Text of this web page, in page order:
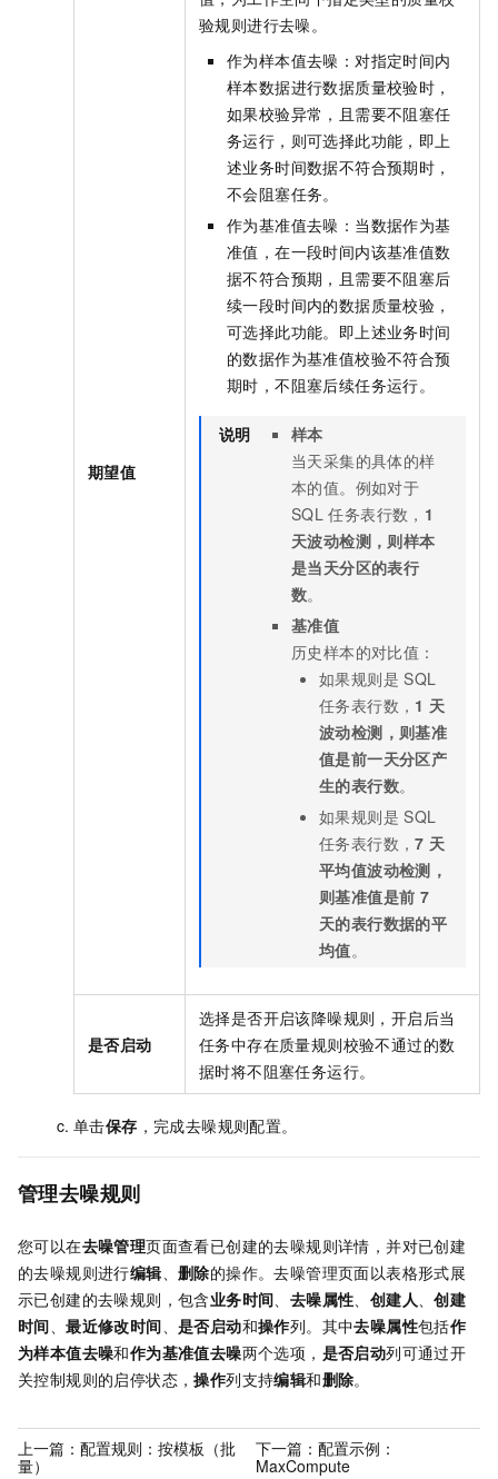
期望值
验规则进行去噪。
作为样本值去噪：对指定时间内
样本数据进行数据质量校验时，
如果校验异常，且需要不阻塞任
务运行，则可选择此功能，即上
述业务时间数据不符合预期时，
不会阻塞任务。
作为基准值去噪：当数据作为基
准值，在一段时间内该基准值数
据不符合预期，且需要不阻塞后
续一段时间内的数据质量校验，
可选择此功能。即上述业务时间
的数据作为基准值校验不符合预
期时，不阻塞后续任务运行。
说明
样本
当天采集的具体的样
本的值。例如对于
SQL 任务表行数， 1
天波动检测，则样本
是当天分区的表行
数。
基准值
历史样本的对比值：
如果规则是 SQL
任务表行数， 1 天
波动检测，则基准
值是前一天分区产
生的表行数。
如果规则是 SQL
任务表行数，7 天
平均值波动检测，
则基准值是前 7
天的表行数据的平
均值。
是否启动
选择是否开启该降噪规则，开启后当
任务中存在质量规则校验不通过的数
据时将不阻塞任务运行。
单击保存 ，完成去噪规则配置。
管理去噪规则
您可以在去噪管理页面查看已创建的去噪规则详情，并对已创建
的去噪规则进行编辑 、删除的操作。去噪管理页面以表格形式展
示已创建的去噪规则，包含业务时间 去噪属性 创建人 、创建
时间 、最近修改时间 、是否启动和操作列。其中去噪属性包括作
为样本值去噪和作为基准值去噪两个选项， 是否启动列可通过开
关控制规则的启停状态，操作列支持编辑和删除。
上一篇： 配置规则：按模板（批
量）
下一篇：配置示例：
MaxCompute